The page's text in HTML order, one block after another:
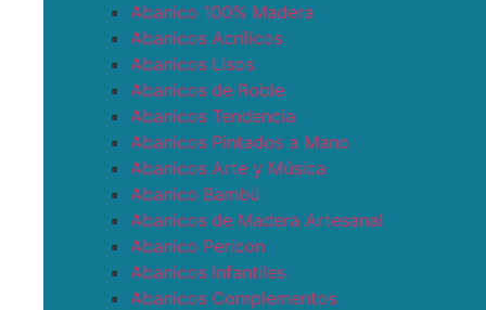
Abanico 100% Madera
Abanicos Acrílicos
Abanicos Lisos
Abanicos de Roble
Abanicos Tendencia
Abanicos Pintados a Mano
Abanicos Arte y Música
Abanico Bambú
Abanicos de Madera Artesanal
Abanico Pericon
Abanicos Infantiles
Abanicos Complementos